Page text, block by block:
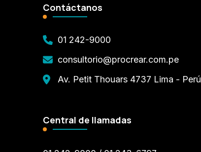
Contáctanos
01 242-9000
consultorio@procrear.com.pe
Av. Petit Thouars 4737 Lima - Perú
Central de llamadas